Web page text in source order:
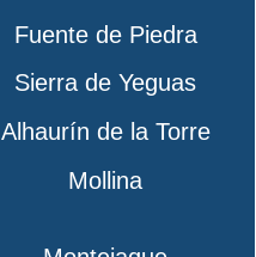
Fuente de Piedra
Sierra de Yeguas
Alhaurín de la Torre
Mollina